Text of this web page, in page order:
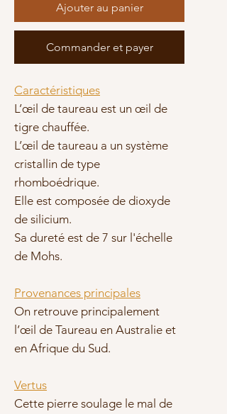
Ajouter au panier
Commander et payer
Caractéristiques
L’œil de taureau est un œil de
tigre chauffée.
L’œil de taureau a un système
cristallin de type
rhomboédrique.
Elle est composée de dioxyde
de silicium.
Sa dureté est de 7 sur l'échelle
de Mohs.
Provenances principales
On retrouve principalement
l’œil de Taureau en Australie et
en Afrique du Sud.
Vertus
Cette pierre soulage le mal de